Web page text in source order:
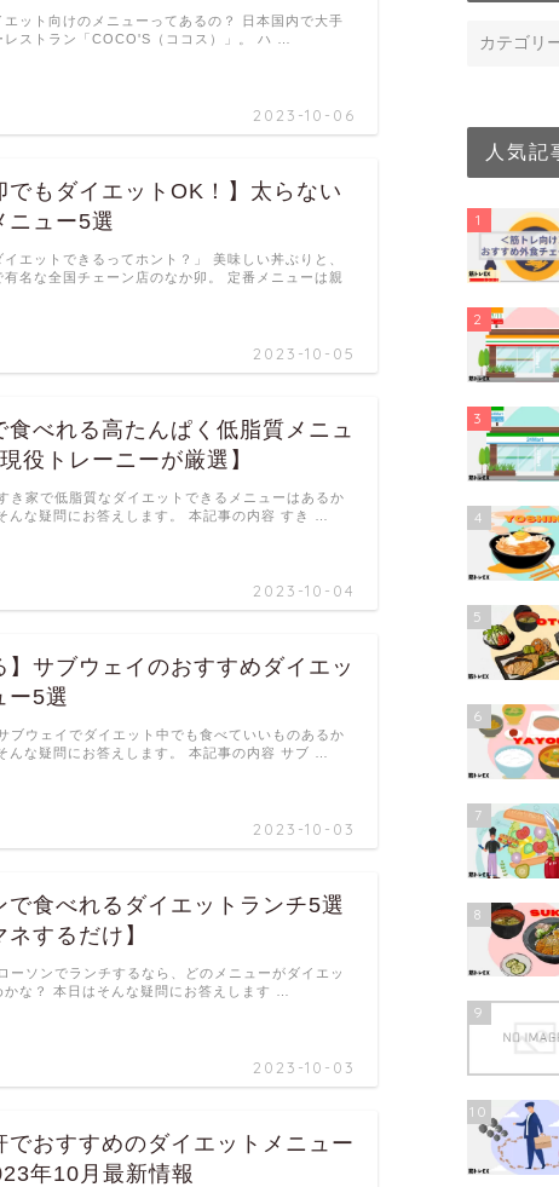
2023-10-06
エット向けのメニューってあるの？ 日本国内で大手
レストラン「COCO'S（ココス）」。 ハ …
でもダイエットOK！】太らない
ニュー5選
2023-10-05
イエットできるってホント？」 美味しい丼ぶりと、
有名な全国チェーン店のなか卯。 定番メニューは親
食べれる高たんぱく低脂質メニュ
役トレーニーが厳選】
2023-10-04
き家で低脂質なダイエットできるメニューはあるか
んな疑問にお答えします。 本記事の内容 すき …
】サブウェイのおすすめダイエッ
ー5選
2023-10-03
ブウェイでダイエット中でも食べていいものあるか
んな疑問にお答えします。 本記事の内容 サブ …
で食べれるダイエットランチ5選
ネするだけ】
2023-10-03
ーソンでランチするなら、どのメニューがダイエッ
かな？ 本日はそんな疑問にお答えします …
でおすすめのダイエットメニュー
年10月最新情報
筋トレ
筋トレ
オススメ
筋トレ
人気記
1
2
3
4
5
6
7
8
9
10